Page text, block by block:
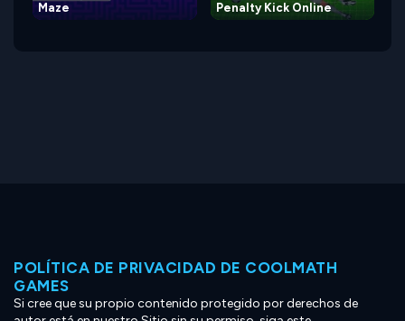
Maze Penalty Kick Online
POLÍTICA DE PRIVACIDAD DE COOLMATH
GAMES
Si cree que su propio contenido protegido por derechos de